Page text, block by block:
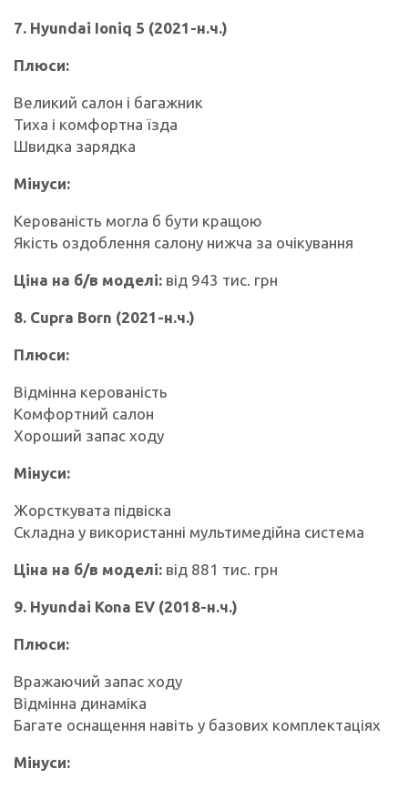
7. Hyundai Ioniq 5 (2021-н.ч.)
Плюси:
Великий салон і багажник
Тиха і комфортна їзда
Швидка зарядка
Мінуси:
Керованість могла б бути кращою
Якість оздоблення салону нижча за очікування
Ціна на б/в моделі: від 943 тис. грн
8. Cupra Born (2021-н.ч.)
Плюси:
Відмінна керованість
Комфортний салон
Хороший запас ходу
Мінуси:
Жорсткувата підвіска
Складна у використанні мультимедійна система
Ціна на б/в моделі: від 881 тис. грн
9. Hyundai Kona EV (2018-н.ч.)
Плюси:
Вражаючий запас ходу
Відмінна динаміка
Багате оснащення навіть у базових комплектаціях
Мінуси: